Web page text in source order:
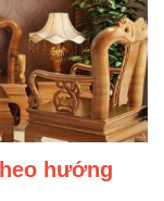
hướng